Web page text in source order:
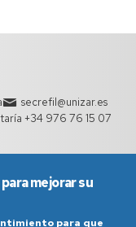
secrefil@unizar.es
+34 976 76 15 07
mejorar su
para que